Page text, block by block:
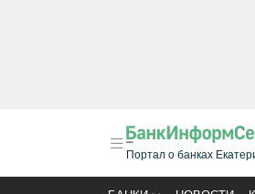
Портал о банках